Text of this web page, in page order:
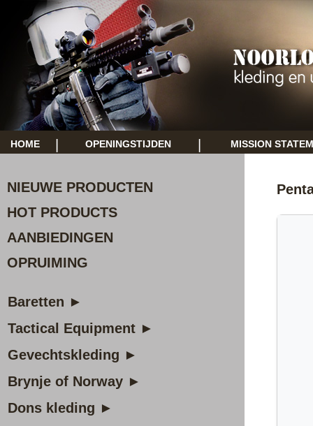
HOME OPENINGSTIJDEN MISSION
NIEUWE PRODUCTEN
HOT PRODUCTS
AANBIEDINGEN
OPRUIMING
Baretten ►
Tactical Equipment ►
Gevechtskleding ►
Brynje of Norway ►
Dons kleding ►